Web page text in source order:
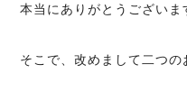
本当にありがとうございま
そこで、改めまして二つの